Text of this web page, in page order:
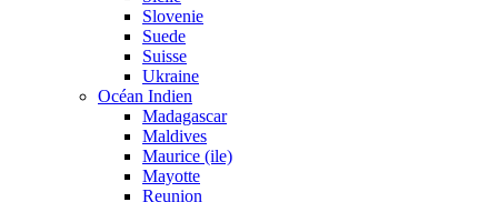
Slovenie
Suede
Suisse
Ukraine
Océan Indien
Madagascar
Maldives
Maurice (ile)
Mayotte
Reunion